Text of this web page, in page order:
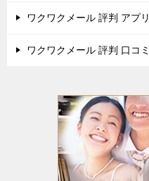
ワクワクメール 評判 アプリ
ワクワクメール 評判 口コミ